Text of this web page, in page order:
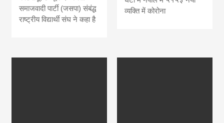
समाजवादी पार्टी (जसपा) संबंद्ध
राष्ट्रीय विद्यार्थी संघ ने कहा है
व्यक्ति में कोरोना